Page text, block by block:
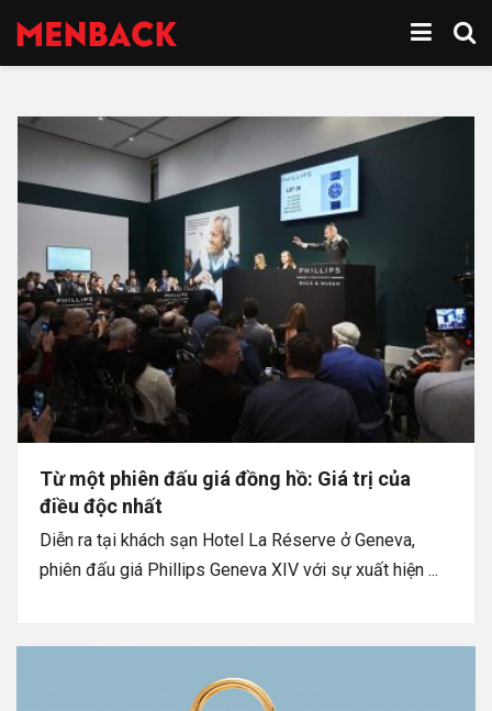
Từ một phiên đấu giá đồng hồ: Giá trị của
điều độc nhất
Diễn ra tại khách sạn Hotel La Réserve ở Geneva,
phiên đấu giá Phillips Geneva XIV với sự xuất hiện ...